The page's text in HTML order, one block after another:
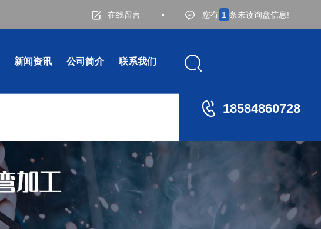
在线留言 您有 1 条未读询盘信息!
型材拉弯
新闻资讯 公司简介 联系我们
18584860728